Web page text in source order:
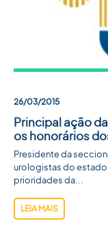
26/03/2015
Principal ação
os honorários
Presidente da
urologistas do estado
prioridades da...
LEIA MAIS